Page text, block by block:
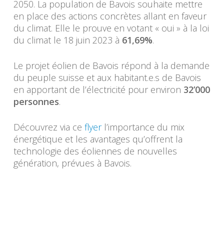
2050. La population de Bavois souhaite mettre
en place des actions concrètes allant en faveur
du climat. Elle le prouve en votant « oui » à la loi
du climat le 18 juin 2023 à 61,69%.
Le projet éolien de Bavois répond à la demande
du peuple suisse et aux habitant.e.s de Bavois
en apportant de l’électricité pour environ 32’000
personnes.
Découvrez via ce flyerl’importance du mix
énergétique et les avantages qu’offrent la
technologie des éoliennes de nouvelles
génération, prévues à Bavois.